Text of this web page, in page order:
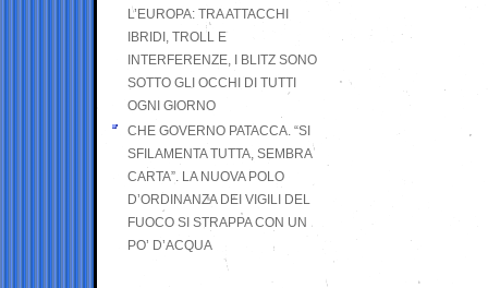
L’EUROPA: TRA ATTACCHI
IBRIDI, TROLL E
INTERFERENZE, I BLITZ SONO
SOTTO GLI OCCHI DI TUTTI
OGNI GIORNO
CHE GOVERNO PATACCA. “SI
SFILAMENTA TUTTA, SEMBRA
CARTA”. LA NUOVA POLO
D’ORDINANZA DEI VIGILI DEL
FUOCO SI STRAPPA CON UN
PO’ D’ACQUA